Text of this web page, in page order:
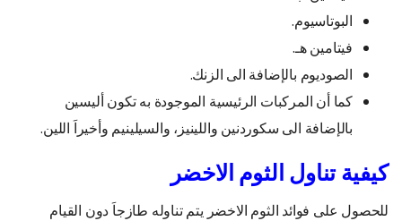
البوتاسيوم.
فيتامين هـ.
الصوديوم بالإضافة الى الزنك.
كما أن المركبات الرئيسية الموجودة به تكون أليسين
بالإضافة الى سكوردنين واللينيز، والسيلينيم وأخيراَ اللين.
كيفية تناول الثوم الاخضر
للحصول على فوائد الثوم الاخضر يتم تناوله طازجاَ دون القيام